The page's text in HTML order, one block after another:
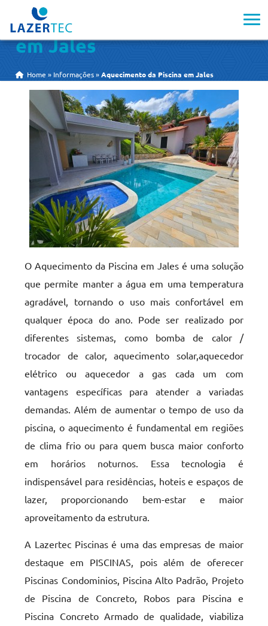
Aquecimento da Piscina
em Jales
Home » Informações »Aquecimento da Piscina em Jales
O Aquecimento da Piscina em Jales é uma solução
que permite manter a água em uma temperatura
agradável, tornando o uso mais confortável em
qualquer época do ano. Pode ser realizado por
diferentes sistemas, como bomba de calor /
trocador de calor, aquecimento solar,aquecedor
elétrico ou aquecedor a gas cada um com
vantagens específicas para atender a variadas
demandas. Além de aumentar o tempo de uso da
piscina, o aquecimento é fundamental em regiões
de clima frio ou para quem busca maior conforto
em horários noturnos. Essa tecnologia é
indispensável para residências, hoteis e espaços de
lazer, proporcionando bem-estar e maior
aproveitamento da estrutura.
A Lazertec Piscinas é uma das empresas de maior
destaque em PISCINAS, pois além de oferecer
Piscinas Condominios, Piscina Alto Padrão, Projeto
de Piscina de Concreto, Robos para Piscina e
Piscina Concreto Armado de qualidade, viabiliza